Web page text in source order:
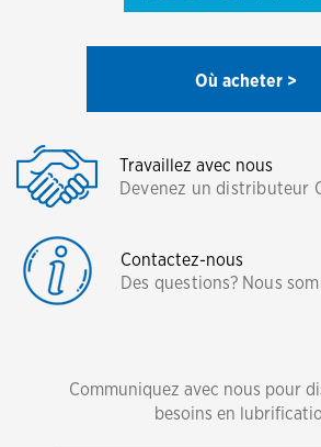
Où acheter >
Travaillez avec nous
Devenez un distributeur
Contactez-nous
Des questions? Nous
Communiquez avec nous pour
besoins en